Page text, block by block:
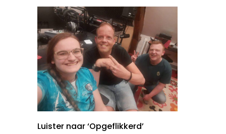
Luister naar ‘Opgeflikkerd’